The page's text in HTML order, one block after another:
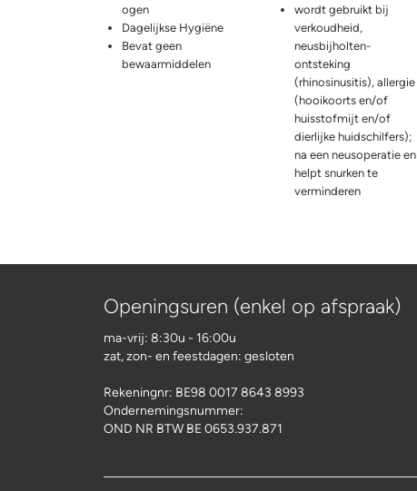
ogen
Dagelijkse Hygiëne
Bevat geen
bewaarmiddelen
wordt gebruikt bij
verkoudheid,
neusbijholten-
ontsteking
(rhinosinusitis), allergie
(hooikoorts en/of
huisstofmijt en/of
dierlijke huidschilfers);
na een neusoperatie en
helpt snurken te
verminderen
Openingsuren (enkel op afspraak)
ma-vrij: 8:30u - 16:00u
zat, zon- en feestdagen: gesloten
Rekeningnr: BE98 0017 8643 8993
Ondernemingsnummer:
OND NR BTW BE 0653.937.871